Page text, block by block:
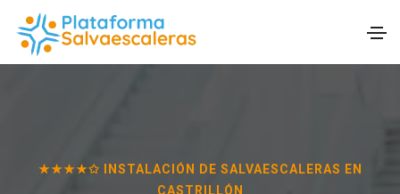
★★★★✩ INSTALACIÓN DE SALVAESCALERAS EN
CASTRILLÓN